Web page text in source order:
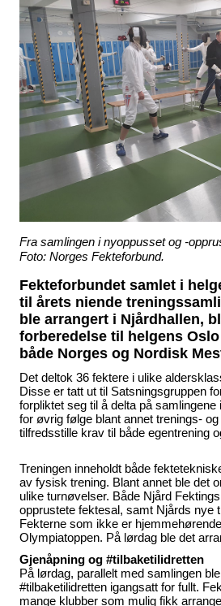
Fra samlingen i nyoppusset og -
Foto: Norges Fekteforbund.
Fekteforbundet samlet i
til årets niende
ble arrangert i Njårdhallen,
forberedelse til helgens
både Norges og Nordisk
Det deltok 36 fektere i ulike
Disse er tatt ut til Satsningsgruppen
forpliktet seg til å delta på
for øvrig følge blant annet trenings-
tilfredsstille krav til både egentrening
Treningen inneholdt både
av fysisk trening. Blant annet ble det
ulike turnøvelser. Både Njård
opprustete fektesal, samt Njårds nye
Fekterne som ikke er
Olympiatoppen. På lørdag ble det
Gjenåpning og #tilbaketilidretten
På lørdag, parallelt med samlingen
#tilbaketilidretten igangsatt for fullt.
mange klubber som mulig fikk